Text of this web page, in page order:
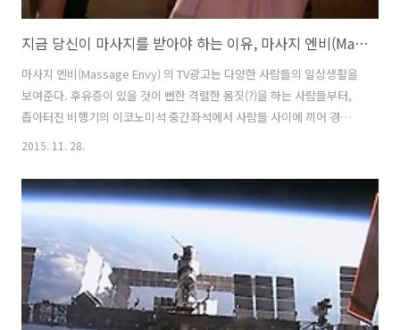
지금 당신이 마사지를 받아야 하는 이유, 마사지 엔비(Massage Envy) TV광고 - 왜냐하면 모든 것 때문에 [한글자막]
마사지 엔비(Massage Envy) 의 TV광고는 다양한 사람들의 일상생활을
보여준다. 후유증이 있을 것이 뻔한 격렬한 몸짓(?)을 하는 사람들부터,
좁아터진 비행기의 이코노미석 중간좌석에서 사람들 사이에 끼어 경직
된 채 묵묵히 비행을 견뎌야 하는 사람까지. 마사지 서비스 브랜드에게
도 언제나 마사지 생각이 나게 만드는 것일듯 하다. 맛사지 엔비
(Massage Envy)의 광고는 그래서 이 광고를 쇼파에 널부러져서 손가락
만 까딱이며 이 광고를(TV를) 보고 있는 사람들에게까지 마사지가 필요
함을 이야기하고 있다. 비록 마사지를 하는 장면도 하나도 나오지 않고,
마사지를 받고 시원해하는 사람들의 표정이나 증언이 하나도 나오지 않
지만, 그..
2015. 11. 28.